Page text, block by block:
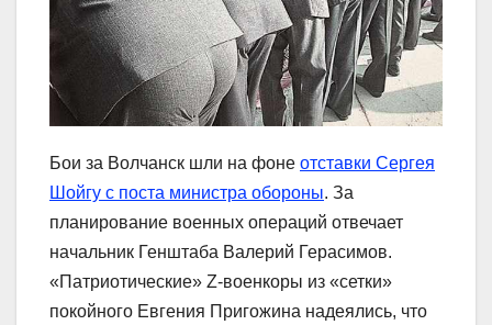
Бои за Волчанск шли на фоне отставки Сергея
Шойгу с поста министра обороны. За
планирование военных операций отвечает
начальник Генштаба Валерий Герасимов.
«Патриотические» Z-военкоры из «сетки»
покойного Евгения Пригожина надеялись, что